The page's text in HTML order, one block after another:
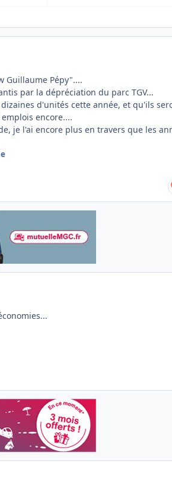
Guillaume Pépy"....
par la dépréciation du parc TGV...
d'unités cette année, et qu'ils
encore....
je l'ai encore plus en travers que les